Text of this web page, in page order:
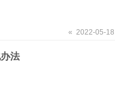
« 2022-05-18
法